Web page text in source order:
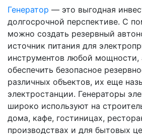
Генератор — это выгодная
долгосрочной перспективе. С
можно создать резервный
источник питания для
инструментов любой мощности,
обеспечить безопасное
различных объектов, их еще
электростанции. Генераторы
широко используют на
дома, кафе, гостиницах,
производствах и для бытовых